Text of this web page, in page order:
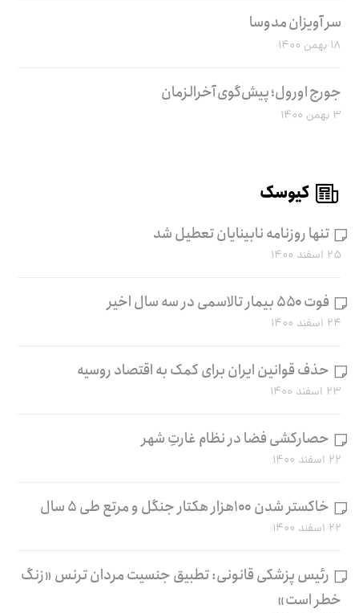
سر آویزان مدوسا
۱۸ بهمن ۱۴۰۰
جورج اورول؛ پیش‌گوی آخرالزمان
۳ بهمن ۱۴۰۰
کیوسک
تنها روزنامه نابینایان تعطیل شد
۲۵ اسفند ۱۴۰۰
فوت ۵۵۰ بیمار تالاسمی در سه سال اخیر
۲۴ اسفند ۱۴۰۰
حذف قوانین ایران برای کمک به اقتصاد روسیه
۲۳ اسفند ۱۴۰۰
حصارکشی فضا در نظام غارتِ شهر
۲۲ اسفند ۱۴۰۰
خاکستر شدن ۱۰۰هزار هکتار جنگل و مرتع طی ۵ سال
۲۲ اسفند ۱۴۰۰
رئیس پزشکی قانونی: تطبیق جنسیت مردان ترنس «زنگ
خطر است»